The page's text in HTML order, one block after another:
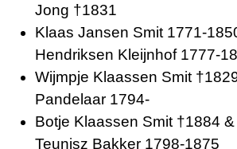
Jong †1831
Klaas Jansen Smit 1771-
Hendriksen Kleijnhof 1777-
Wijmpje Klaassen Smit
Pandelaar 1794-
Botje Klaassen Smit †1884
Teunisz Bakker 1798-1875